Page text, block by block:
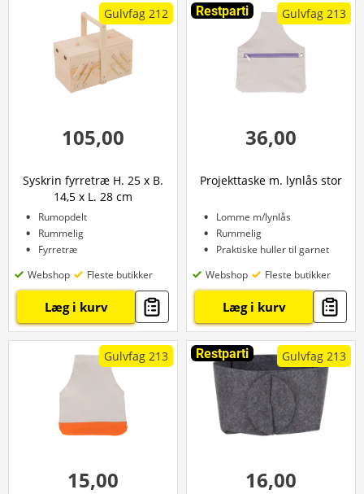
Gulvfag 212
105,00
Syskrin fyrretræ H. 25 x B.
14,5 x L. 28 cm
Rumopdelt
Rummelig
Fyrretræ
Webshop
Fleste butikker
Læg i kurv
Restparti Gulvfag 213
36,00
Projekttaske m. lynlås stor
Lomme m/lynlås
Rummelig
Praktiske huller til garnet
Webshop
Fleste butikker
Læg i kurv
Gulvfag 213
15,00
Restparti Gulvfag 213
16,00